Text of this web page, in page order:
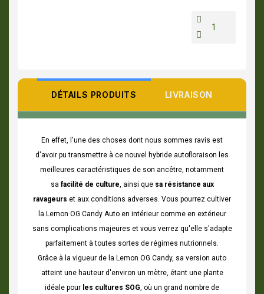
DÉTAILS PRODUITS LIVRAISON
En effet, l'une des choses dont nous sommes ravis est
d'avoir pu transmettre à ce nouvel hybride autofloraison les
meilleures caractéristiques de son ancêtre, notamment
sa facilité de culture, ainsi que sa résistance aux
ravageurs et aux conditions adverses. Vous pourrez cultiver
la Lemon OG Candy Auto en intérieur comme en extérieur
sans complications majeures et vous verrez qu'elle s'adapte
parfaitement à toutes sortes de régimes nutrionnels.
Grâce à la vigueur de la Lemon OG Candy, sa version auto
atteint une hauteur d'environ un mètre, étant une plante
idéale pour les cultures SOG, où un grand nombre de